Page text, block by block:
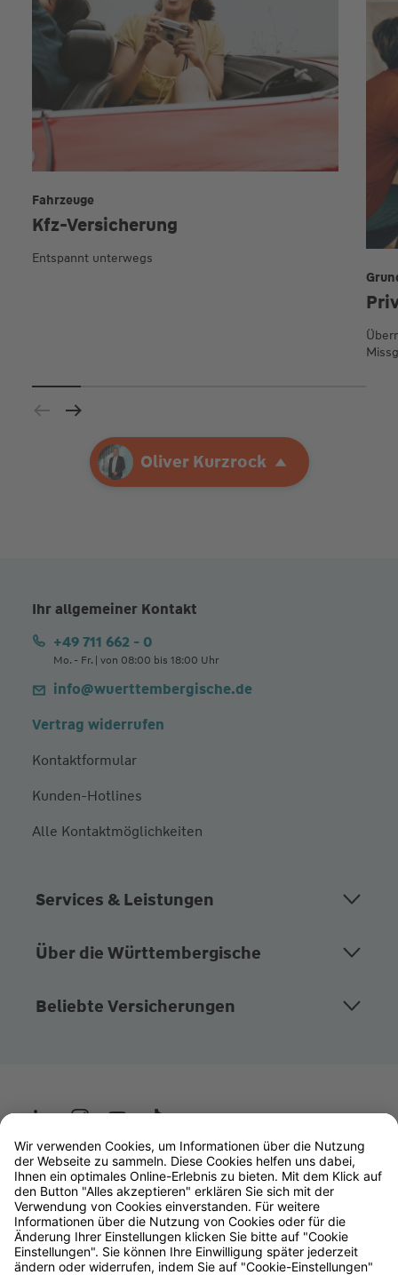
Ihre AgenturOliver Kurzrock
Oliver Kurzrock
Kfz-Versicherung
Fahrzeuge
Entspannt unterwegs
Ihr allgemeiner Kontakt
+49 711 662 - 0
Mo. - Fr. | von 08:00 bis 18:00 Uhr
info@wuerttembergische.de
Vertrag widerrufen
Kontaktformular
Kunden-Hotlines
Alle Kontaktmöglichkeiten
Services & Leistungen
Über die Württembergische
Beliebte Versicherungen
Wüstenrot
W&W Gruppe
OLB Bank
Makler
Impressum